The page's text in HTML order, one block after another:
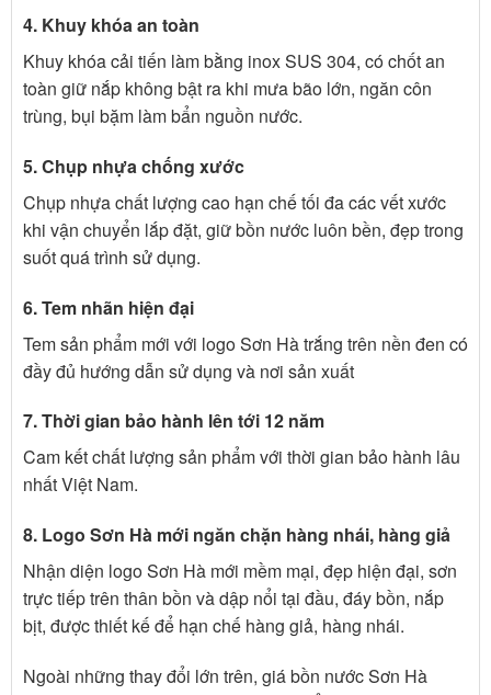
4. Khuy khóa an toàn
Khuy khóa cải tiến làm bằng inox SUS 304, có chốt an
toàn giữ nắp không bật ra khi mưa bão lớn, ngăn côn
trùng, bụi bặm làm bẩn nguồn nước.
5. Chụp nhựa chống xước
Chụp nhựa chất lượng cao hạn chế tối đa các vết xước
khi vận chuyển lắp đặt, giữ bồn nước luôn bền, đẹp trong
suốt quá trình sử dụng.
6. Tem nhãn hiện đại
Tem sản phẩm mới với logo Sơn Hà trắng trên nền đen có
đầy đủ hướng dẫn sử dụng và nơi sản xuất
7. Thời gian bảo hành lên tới 12 năm
Cam kết chất lượng sản phẩm với thời gian bảo hành lâu
nhất Việt Nam.
8. Logo Sơn Hà mới ngăn chặn hàng nhái, hàng giả
Nhận diện logo Sơn Hà mới mềm mại, đẹp hiện đại, sơn
trực tiếp trên thân bồn và dập nổi tại đầu, đáy bồn, nắp
bịt, được thiết kế để hạn chế hàng giả, hàng nhái.
Ngoài những thay đổi lớn trên, giá bồn nước Sơn Hà